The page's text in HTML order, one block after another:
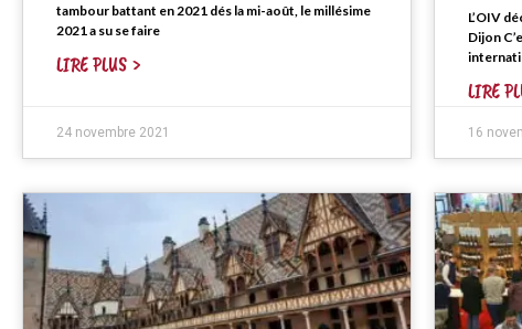
tambour battant en 2021 dés la mi-août, le millésime
2021 a su se faire
LIRE PLUS >
24 novembre 2021
L’OIV
Dijon
LIRE
16